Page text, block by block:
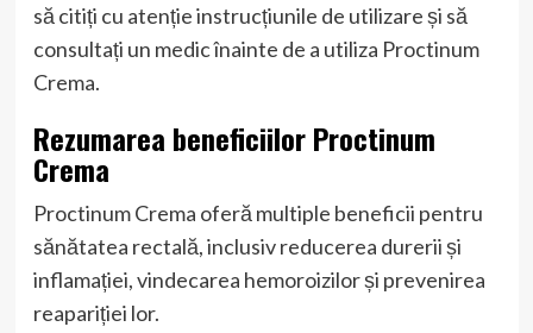
să citiți cu atenție instrucțiunile de utilizare și să
consultați un medic înainte de a utiliza Proctinum
Crema.
Rezumarea beneficiilor Proctinum
Crema
Proctinum Crema oferă multiple beneficii pentru
sănătatea rectală, inclusiv reducerea durerii și
inflamației, vindecarea hemoroizilor și prevenirea
reapariției lor.